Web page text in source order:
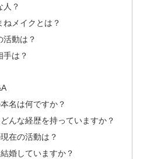
人？
ねメイクとは？
活動は？
手は？
名は何ですか？
んな経歴を持っていますか？
在の活動は？
婚していますか？